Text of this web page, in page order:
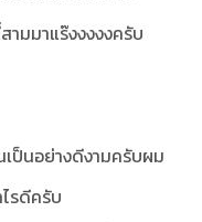
ามมาแร๊งงงงงครับ
ป็นอย่างดีงามครับผม
รดีครับ